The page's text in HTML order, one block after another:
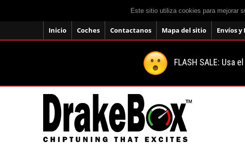
Este sitio utiliza cookies para mejorar
Inicio Coches Contactanos Mapa del sitio Envíos y
FLASH SALE: Usa